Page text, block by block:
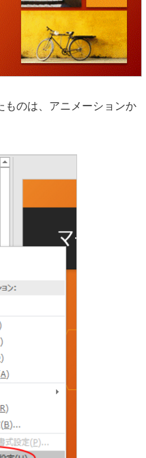
ものは、アニメーションか